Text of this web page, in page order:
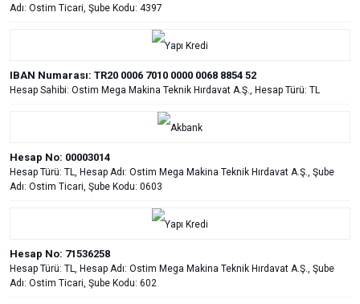
Adı: Ostim Ticari, Şube Kodu: 4397
IBAN Numarası: TR20 0006 7010 0000 0068 8854 52
Hesap Sahibi: Ostim Mega Makina Teknik Hırdavat A.Ş., Hesap Türü: TL
Hesap No: 00003014
Hesap Türü: TL, Hesap Adı: Ostim Mega Makina Teknik Hırdavat A.Ş., Şube
Adı: Ostim Ticari, Şube Kodu: 0603
Hesap No: 71536258
Hesap Türü: TL, Hesap Adı: Ostim Mega Makina Teknik Hırdavat A.Ş., Şube
Adı: Ostim Ticari, Şube Kodu: 602